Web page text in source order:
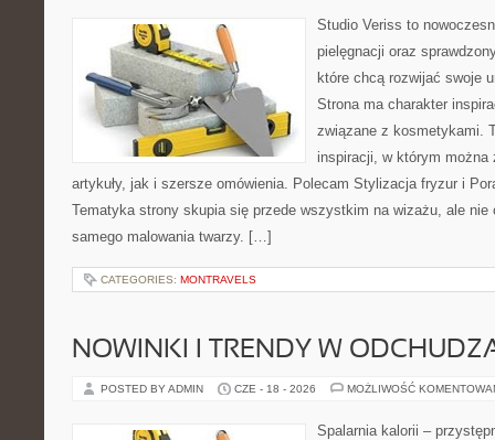
Studio Veriss to
pielęgnacji oraz
które chcą rozwijać swoje
Strona ma charakter
związane z kosmetykami.
inspiracji, w którym
artykuły, jak i szersze omówienia. Polecam Stylizacja fryzur i
Tematyka strony skupia się przede wszystkim na wizażu, ale nie
samego malowania twarzy. […]
CATEGORIES: MONTRAVELS
NOWINKI I TRENDY W
POSTED BY ADMIN CZE - 18 - 2026 MOŻLIWOŚĆ
Spalarnia kalorii –